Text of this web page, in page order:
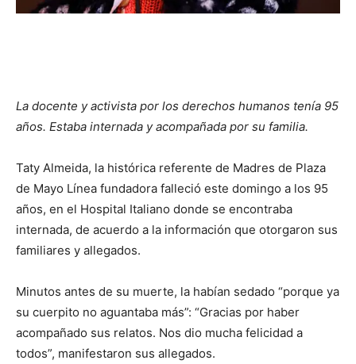
La docente y activista por los derechos humanos tenía 95
años. Estaba internada y acompañada por su familia.
Taty Almeida, la histórica referente de Madres de Plaza
de Mayo Línea fundadora falleció este domingo a los 95
años, en el Hospital Italiano donde se encontraba
internada, de acuerdo a la información que otorgaron sus
familiares y allegados.
Minutos antes de su muerte, la habían sedado “porque ya
su cuerpito no aguantaba más”: “Gracias por haber
acompañado sus relatos. Nos dio mucha felicidad a
todos”, manifestaron sus allegados.